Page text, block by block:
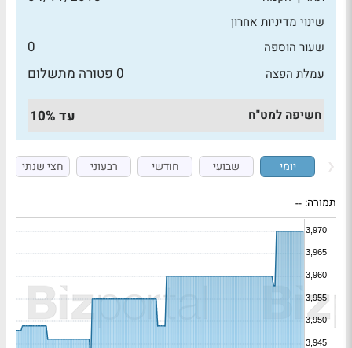
שינוי מדיניות אחרון
שעור הוספה
0
עמלת הפצה 0 פטורה מתשלום
חשיפה למט"ח עד 10%
יומי שבועי חודשי רבעוני חצי שנתי
תמורה: --